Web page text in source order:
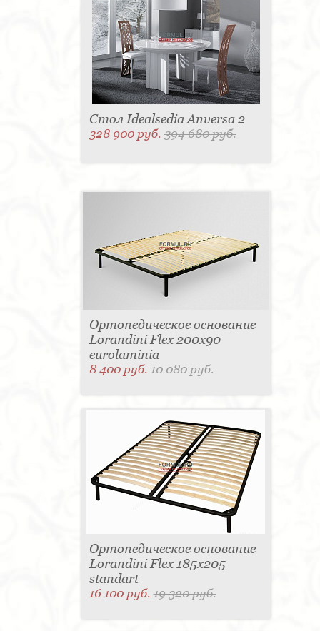
Стол Idealsedia Anversa 2
328 900 руб.394 680 руб.
Ортопедическое основание
Lorandini Flex 200x90
eurolaminia
8 400 руб.10 080 руб.
Ортопедическое основание
Lorandini Flex 185x205
standart
16 100 руб.19 320 руб.